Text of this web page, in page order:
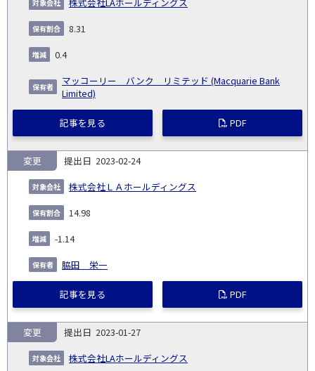
8.31
0.4
マッコーリー バンク リミテッド (Macquarie Bank
Limited)
記事を見る PDF
2023-02-24
株式会社ＬＡホールディングス
変更
14.98
-1.14
脇田 栄一
記事を見る PDF
2023-01-27
株式会社LAホールディングス
変更